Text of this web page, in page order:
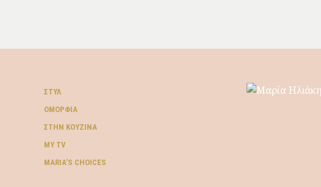
ΣΤΥΛ
ΟΜΟΡΦΙΆ
ΣΤΗΝ ΚΟΥΖΊΝΑ
MY TV
ΜARIA’S CHOICES